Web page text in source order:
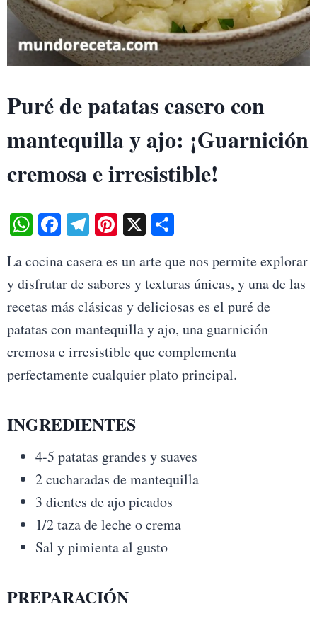
Puré de patatas casero con
mantequilla y ajo: ¡Guarnición
cremosa e irresistible!
W
ts
A
pp
Fa
bo
ok
Te
gr
a
m
Pi
er
es
t
X S
re
La cocina casera es un arte que nos permite explorar
y disfrutar de sabores y texturas únicas, y una de las
recetas más clásicas y deliciosas es el puré de
patatas con mantequilla y ajo, una guarnición
cremosa e irresistible que complementa
perfectamente cualquier plato principal.
INGREDIENTES
4-5 patatas grandes y suaves
2 cucharadas de mantequilla
3 dientes de ajo picados
1/2 taza de leche o crema
Sal y pimienta al gusto
PREPARACIÓN